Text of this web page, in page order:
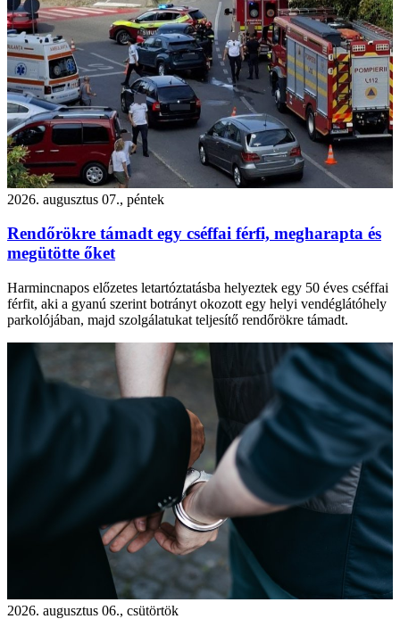
2026. augusztus 07., péntek
Rendőrökre támadt egy cséffai férfi, megharapta és
megütötte őket
Harmincnapos előzetes letartóztatásba helyeztek egy 50 éves cséffai
férfit, aki a gyanú szerint botrányt okozott egy helyi vendéglátóhely
parkolójában, majd szolgálatukat teljesítő rendőrökre támadt.
2026. augusztus 06., csütörtök